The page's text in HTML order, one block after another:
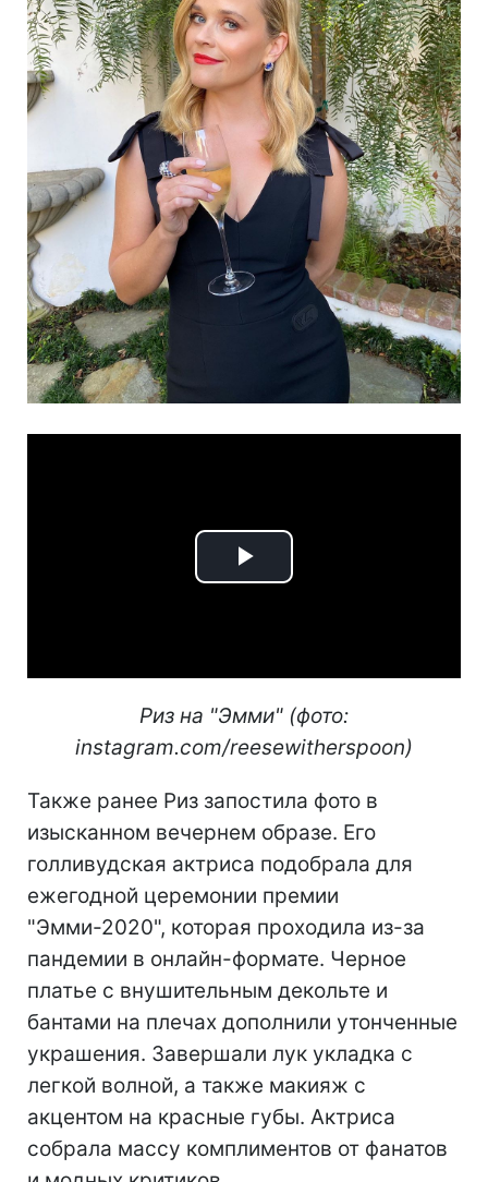
Play
Риз на "Эмми" (фото:
instagram.com/reesewitherspoon)
Также ранее Риз запостила фото в
изысканном вечернем образе. Его
голливудская актриса подобрала для
ежегодной церемонии премии
"Эмми-2020", которая проходила из-за
пандемии в онлайн-формате. Черное
платье с внушительным декольте и
бантами на плечах дополнили утонченные
украшения. Завершали лук укладка с
легкой волной, а также макияж с
акцентом на красные губы. Актриса
собрала массу комплиментов от фанатов